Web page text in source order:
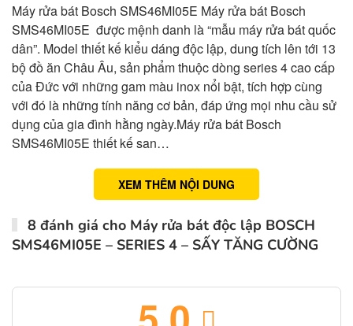
Máy rửa bát Bosch SMS46MI05E Máy rửa bát Bosch
SMS46MI05E được mệnh danh là “mẫu máy rửa bát quốc
dân”. Model thiết kế kiểu dáng độc lập, dung tích lên tới 13
bộ đồ ăn Châu Âu, sản phẩm thuộc dòng series 4 cao cấp
của Đức với những gam màu inox nổi bật, tích hợp cùng
với đó là những tính năng cơ bản, đáp ứng mọi nhu cầu sử
dụng của gia đình hằng ngày.Máy rửa bát Bosch
SMS46MI05E thiết kế san…
XEM THÊM NỘI DUNG
8 đánh giá cho Máy rửa bát độc lập BOSCH
SMS46MI05E – SERIES 4 – SẤY TĂNG CƯỜNG